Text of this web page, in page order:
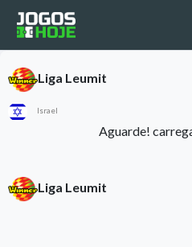
Liga Leumit
Israel
Aguarde!
Liga Leumit